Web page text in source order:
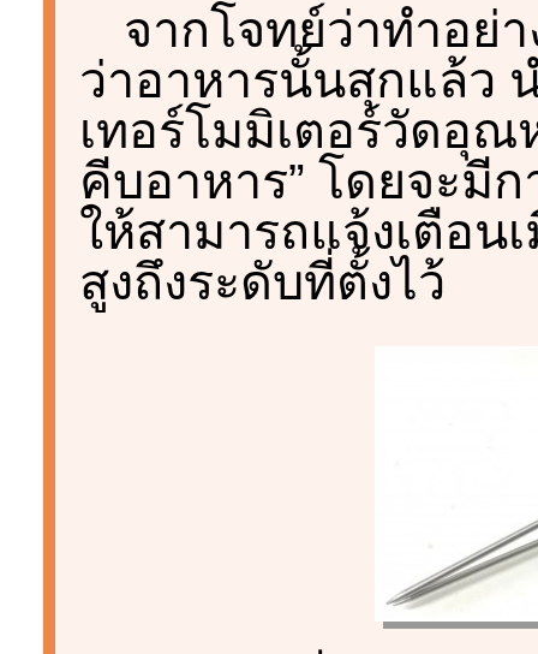
จากโจทย์ว่าทำอย่
ว่าอาหารนั้นสุกแล้ว
เทอร์โมมิเตอร์วัดอุ
คีบอาหาร” โดยจะมี
ให้สามารถแจ้งเตือ
สูงถึงระดับที่ตั้งไว้